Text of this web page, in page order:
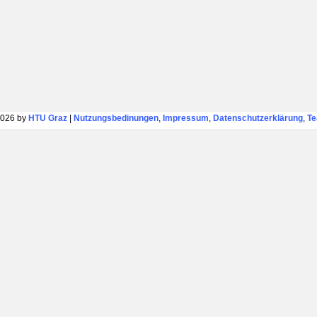
by HTU Graz| Nutzungsbedinungen, Impressum, Datenschutzerklärung,